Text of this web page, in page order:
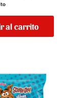
al carrito